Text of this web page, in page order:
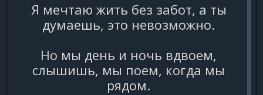
Я мечтаю жить без забот, а ты
думаешь, это невозможно.
Но мы день и ночь вдвоем,
слышишь, мы поем, когда мы
рядом.